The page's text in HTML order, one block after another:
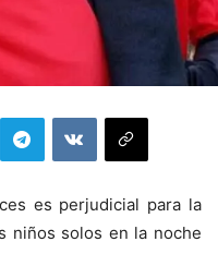
es perjudicial para la
niños solos en la noche